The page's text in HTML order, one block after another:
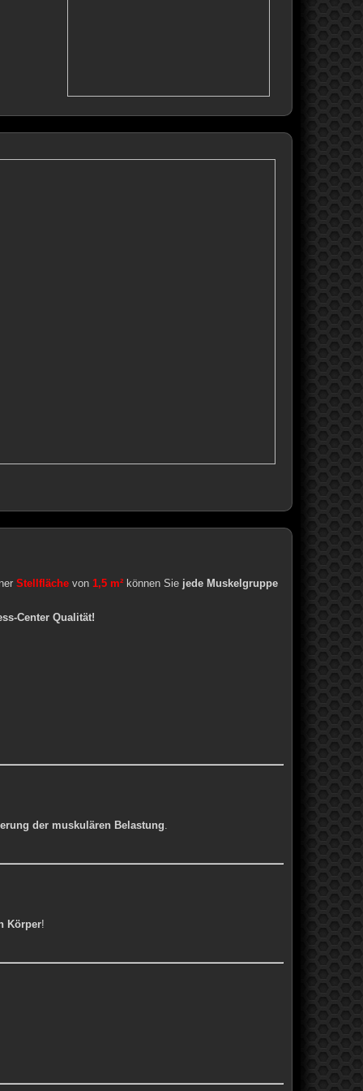
Stellfläche von 1,5 m² können Sie jede Muskelgruppe
Center Qualität!
der muskulären Belastung.
Körper!